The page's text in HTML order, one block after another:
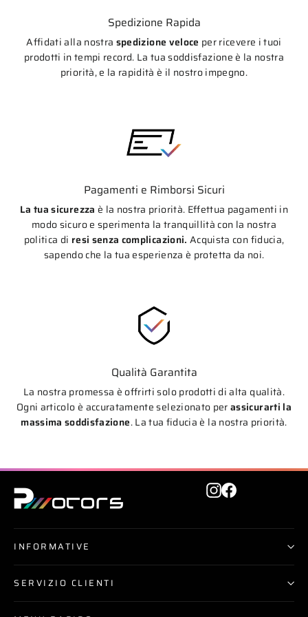
Spedizione Rapida
Affidati alla nostra spedizione veloce per ricevere i tuoi
prodotti in tempi record. La tua soddisfazione è la nostra
priorità, e la rapidità è il nostro impegno.
Pagamenti e Rimborsi Sicuri
La tua sicurezza è la nostra priorità. Effettua pagamenti in
modo sicuro e sperimenta la tranquillità con la nostra
politica di resi senza complicazioni. Acquista con fiducia,
sapendo che la tua esperienza è protetta da noi.
Qualità Garantita
La nostra promessa è offrirti solo prodotti di alta qualità.
Ogni articolo è accuratamente selezionato perassicurarti la
massima soddisfazione. La tua fiducia è la nostra priorità.
Instagram
Facebook
INFORMATIVE
SERVIZIO CLIENTI